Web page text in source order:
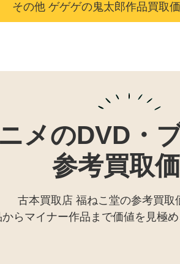
その他 ゲゲゲの鬼太郎作品買取
メのDVD・
参考買取
古本買取店 福ねこ堂の参考買取
からマイナー作品まで価値を見極